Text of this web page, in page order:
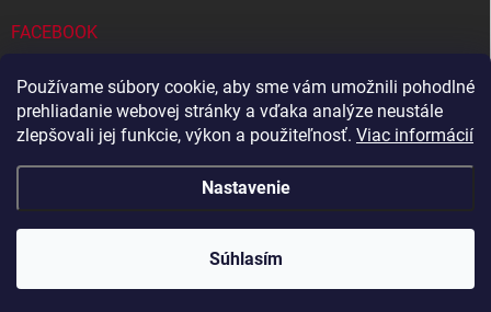
Používame súbory cookie, aby sme vám umožnili pohodlné
prehliadanie webovej stránky a vďaka analýze neustále
zlepšovali jej funkcie, výkon a použiteľnosť. Viac informácií
Nastavenie
Súhlasím
FACEBOOK
TOČOPOTREBUJEŠ.sk